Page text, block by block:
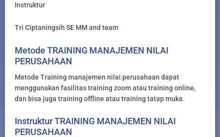
Instruktur
Tri Ciptaningsih SE MM and team
Metode TRAINING MANAJEMEN NILAI
PERUSAHAAN
Metode Training manajemen nilai perusahaan dapat
menggunakan fasilitas training zoom atau training online,
dan bisa juga training offline atau training tatap muka.
Instruktur TRAINING MANAJEMEN NILAI
PERUSAHAAN